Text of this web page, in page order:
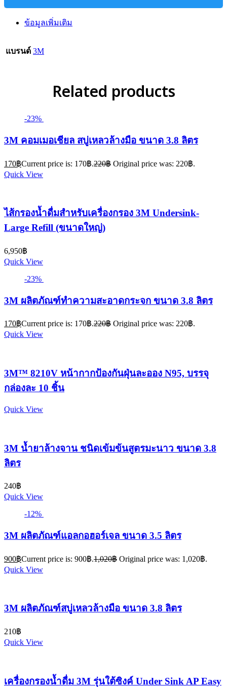
ข้อมูลเพิ่มเติม
แบรนด์ 3M
Related products
-23%
3M คอมเมอเชียล สบู่เหลวล้างมือ ขนาด 3.8 ลิตร
170฿Current price is: 170฿.220฿ Original price was: 220฿.
Quick View
ไส้กรองน้ำดื่มสำหรับเครื่องกรอง 3M Undersink-
Large Refill (ขนาดใหญ่)
6,950฿
Quick View
-23%
3M ผลิตภัณฑ์ทำความสะอาดกระจก ขนาด 3.8 ลิตร
170฿Current price is: 170฿.220฿ Original price was: 220฿.
Quick View
3M™ 8210V หน้ากากป้องกันฝุ่นละออง N95, บรรจุ
กล่องละ 10 ชิ้น
Quick View
3M น้ำยาล้างจาน ชนิดเข้มข้นสูตรมะนาว ขนาด 3.8
ลิตร
240฿
Quick View
-12%
3M ผลิตภัณฑ์แอลกอฮอร์เจล ขนาด 3.5 ลิตร
900฿Current price is: 900฿.1,020฿ Original price was: 1,020฿.
Quick View
3M ผลิตภัณฑ์สบู่เหลวล้างมือ ขนาด 3.8 ลิตร
210฿
Quick View
เครื่องกรองน้ำดื่ม 3M รุ่นใต้ซิงค์ Under Sink AP Easy